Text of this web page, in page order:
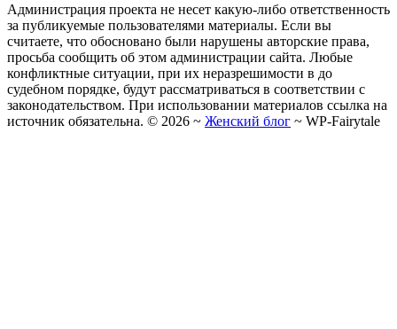
Администрация проекта не несет какую-либо ответственность
за публикуемые пользователями материалы. Если вы
считаете, что обосновано были нарушены авторские права,
просьба сообщить об этом администрации сайта. Любые
конфликтные ситуации, при их неразрешимости в до
судебном порядке, будут рассматриваться в соответствии с
законодательством. При использовании материалов ссылка на
источник обязательна. © 2026 ~ Женский блог ~ WP-Fairytale